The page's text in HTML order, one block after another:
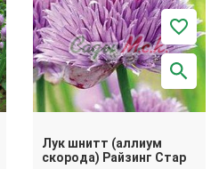
Лук шнитт (аллиум
скорода) Райзинг Стар